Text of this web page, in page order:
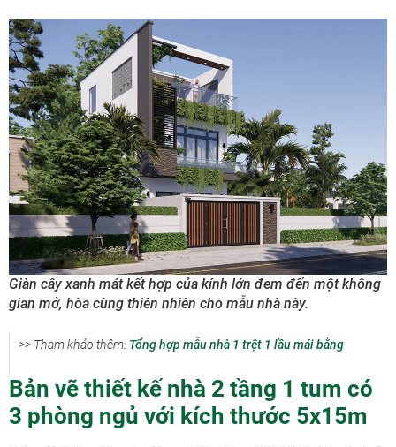
Giàn cây xanh mát kết hợp của kính lớn đem đến một không
gian mở, hòa cùng thiên nhiên cho mẫu nhà này.
>> Tham khảo thêm: Tổng hợp mẫu nhà 1 trệt 1 lầu mái bằng
Bản vẽ thiết kế nhà 2 tầng 1 tum có
3 phòng ngủ với kích thước 5x15m